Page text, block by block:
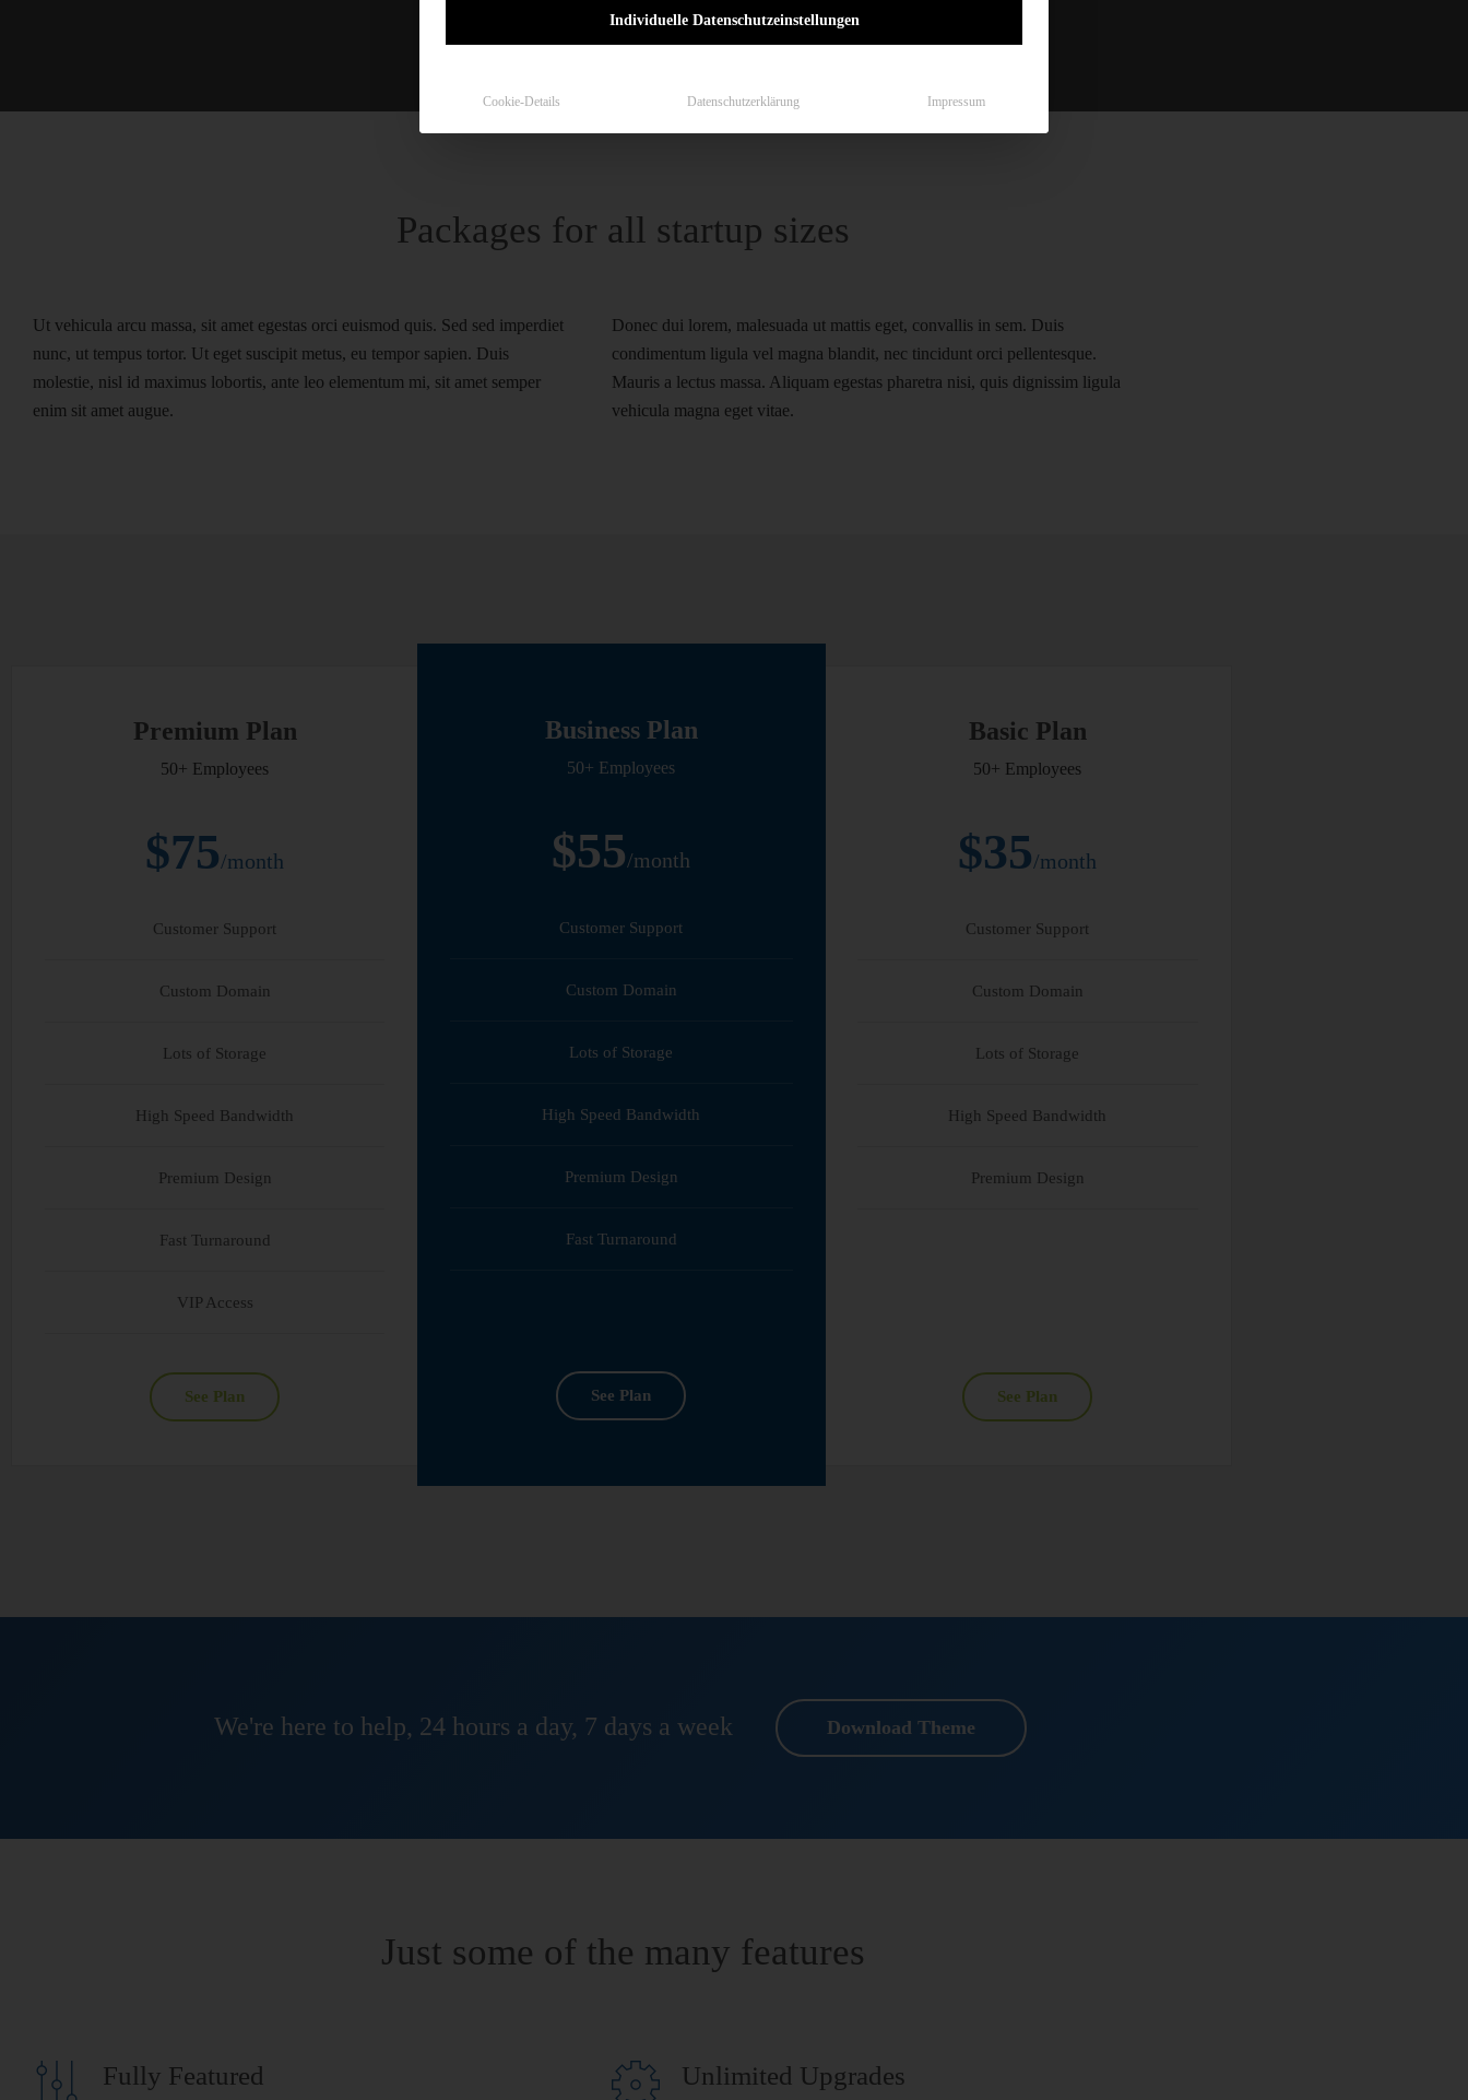
Packages for all startup sizes
Ut vehicula arcu massa, sit amet egestas orci euismod quis. Sed sed imperdiet
nunc, ut tempus tortor. Ut eget suscipit metus, eu tempor sapien. Duis
molestie, nisl id maximus lobortis, ante leo elementum mi, sit amet semper
enim sit amet augue.
Donec dui lorem, malesuada ut mattis eget, convallis in sem. Duis
condimentum ligula vel magna blandit, nec tincidunt orci pellentesque.
Mauris a lectus massa. Aliquam egestas pharetra nisi, quis dignissim ligula
vehicula magna eget vitae.
Premium Plan
50+ Employees
$75/month
Customer Support
Custom Domain
Lots of Storage
High Speed Bandwidth
Premium Design
Fast Turnaround
VIP Access
See Plan
Business Plan
50+ Employees
$55/month
Customer Support
Custom Domain
Lots of Storage
High Speed Bandwidth
Premium Design
Fast Turnaround
See Plan
Basic Plan
50+ Employees
$35/month
Customer Support
Custom Domain
Lots of Storage
High Speed Bandwidth
Premium Design
See Plan
We're here to help, 24 hours a day, 7 days a week Download Theme
Just some of the many features
Fully Featured Unlimited Upgrades
Individuelle Datenschutzeinstellungen
Cookie-Details Datenschutzerklärung Impressum